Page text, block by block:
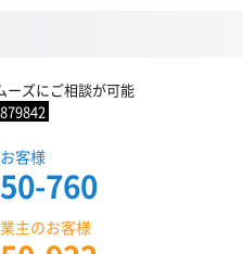
ーズにご相談が可能
879842
客様
760
主のお客様